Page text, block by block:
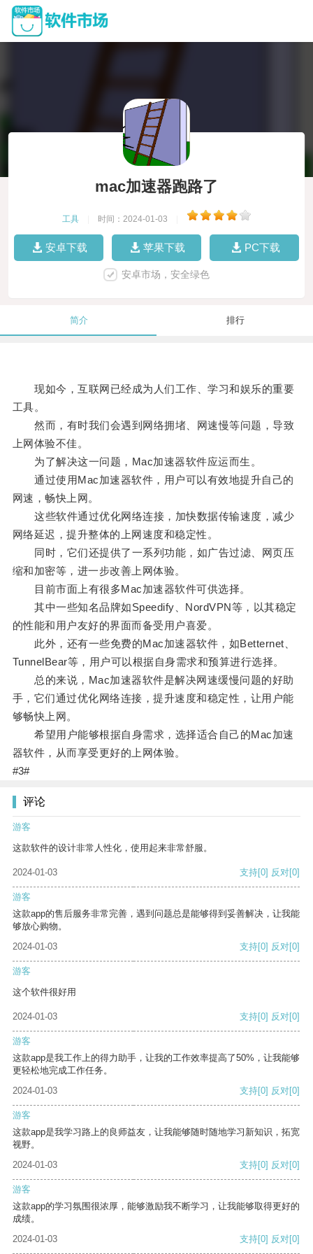
mac加速器跑路了
工具 时间：2024-01-03
安卓下载 苹果下载 PC下载
安卓市场，安全绿色
简介 排行
现如今，互联网已经成为人们工作、学习和娱乐的重要
工具。
然而，有时我们会遇到网络拥堵、网速慢等问题，导致
上网体验不佳。
为了解决这一问题，Mac加速器软件应运而生。
通过使用Mac加速器软件，用户可以有效地提升自己的
网速，畅快上网。
这些软件通过优化网络连接，加快数据传输速度，减少
网络延迟，提升整体的上网速度和稳定性。
同时，它们还提供了一系列功能，如广告过滤、网页压
缩和加密等，进一步改善上网体验。
目前市面上有很多Mac加速器软件可供选择。
其中一些知名品牌如Speedify、NordVPN等，以其稳定
的性能和用户友好的界面而备受用户喜爱。
此外，还有一些免费的Mac加速器软件，如Betternet、
TunnelBear等，用户可以根据自身需求和预算进行选择。
总的来说，Mac加速器软件是解决网速缓慢问题的好助
手，它们通过优化网络连接，提升速度和稳定性，让用户能
够畅快上网。
希望用户能够根据自身需求，选择适合自己的Mac加速
器软件，从而享受更好的上网体验。
#3#
评论
游客
这款软件的设计非常人性化，使用起来非常舒服。
2024-01-03 支持[0] 反对[0]
游客
这款app的售后服务非常完善，遇到问题总是能够得到妥善解决，让我能
够放心购物。
2024-01-03
支持[0] 反对[0]
游客
这个软件很好用
2024-01-03 支持[0] 反对[0]
游客
这款app是我工作上的得力助手，让我的工作效率提高了50%，让我能够
更轻松地完成工作任务。
2024-01-03
支持[0] 反对[0]
游客
这款app是我学习路上的良师益友，让我能够随时随地学习新知识，拓宽
视野。
2024-01-03
支持[0] 反对[0]
游客
这款app的学习氛围很浓厚，能够激励我不断学习，让我能够取得更好的
成绩。
2024-01-03
支持[0] 反对[0]